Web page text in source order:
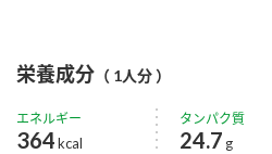
栄養成分 （ 1人分 ）
エネルギー
364kcal
タンパク質
24.7 g